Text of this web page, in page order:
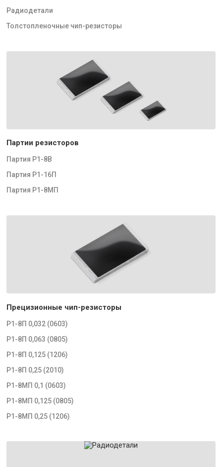
Радиодетали
Толстопленочные чип-резисторы
Партии резисторов
Партия Р1-8В
Партия Р1-16П
Партия Р1-8МП
Прецизионные чип-резисторы
Р1-8П 0,032 (0603)
Р1-8П 0,063 (0805)
Р1-8П 0,125 (1206)
Р1-8П 0,25 (2010)
Р1-8МП 0,1 (0603)
Р1-8МП 0,125 (0805)
Р1-8МП 0,25 (1206)